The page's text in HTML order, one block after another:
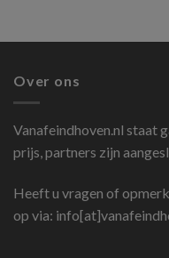
Over ons
Vanafeindhoven.nl staat
prijs, partners zijn
Heeft u vragen of
op via: